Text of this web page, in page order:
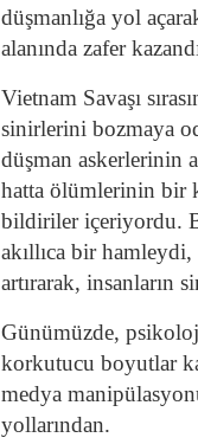
düşmanlığa yol
alanında zafer
Vietnam Savaşı
sinirlerini bozmaya
düşman askerlerinin
hatta ölümlerinin bir
bildiriler içeriyordu.
akıllıca bir
artırarak, insanların
Günümüzde,
korkutucu boyutlar
medya
yollarından.